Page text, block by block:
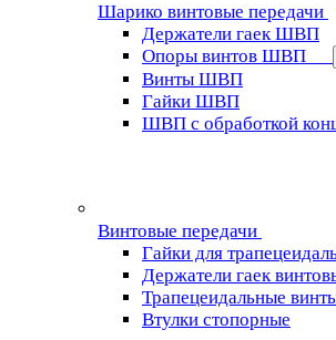
Шарико винтовые передачи
Держатели гаек ШВП
Опоры винтов ШВП
Винты ШВП
Гайки ШВП
ШВП с обработкой
Винтовые передачи
Гайки для
Держатели гаек
Трапецеидальные
Втулки стопорные